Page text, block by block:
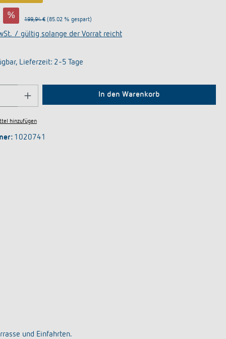
% 199,94 € (85.02 % gespart)
/ gültig solange der Vorrat reicht
Lieferzeit: 2-5 Tage
Gib den gewünschten Wert ein
In den Warenkorb
hinzufügen
1020741
und Einfahrten.